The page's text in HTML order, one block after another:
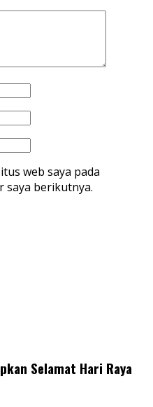
web saya pada
saya berikutnya.
Selamat Hari Raya